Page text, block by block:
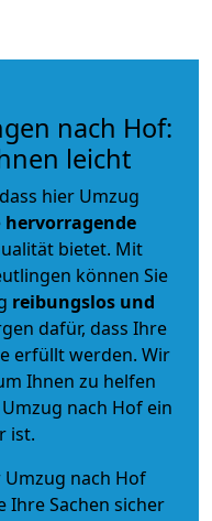
nach Hof:
leicht
hier Umzug
hervorragende
bietet. Mit
können Sie
reibungslos und
dafür, dass Ihre
erfüllt werden. Wir
Ihnen zu helfen
nach Hof ein
ist.
nach Hof
Ihre Sachen sicher